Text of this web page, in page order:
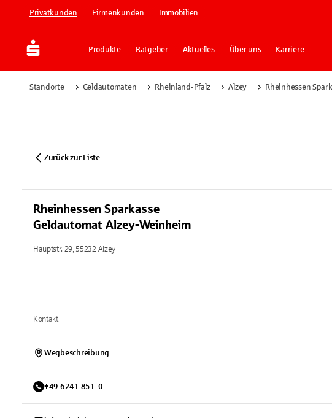
Privatkunden Firmenkunden Immobilien
Produkte Ratgeber Aktuelles Über uns Karriere
Standorte Geldautomaten Rheinland-Pfalz Alzey Rheinhessen
Zurück zur Liste
Rheinhessen Sparkasse
Geldautomat Alzey-Weinheim
Hauptstr. 29, 55232 Alzey
Kontakt
Wegbeschreibung
+49 6241 851-0